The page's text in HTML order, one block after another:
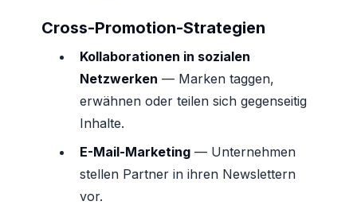
Cross-Promotion-Strategien
Kollaborationen in sozialen
Netzwerken — Marken taggen,
erwähnen oder teilen sich gegenseitig
Inhalte.
E-Mail-Marketing — Unternehmen
stellen Partner in ihren Newslettern
vor.